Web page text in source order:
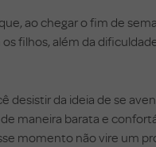
ao chegar o fim de
filhos, além da
desistir da ideia de se
maneira barata e
momento não vire um